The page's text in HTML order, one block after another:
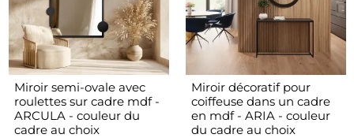
Miroir semi-ovale avec
roulettes sur cadre mdf -
ARCULA - couleur du
cadre au choix
Miroir décoratif pour
coiffeuse dans un cadre
en mdf - ARIA - couleur
du cadre au choix